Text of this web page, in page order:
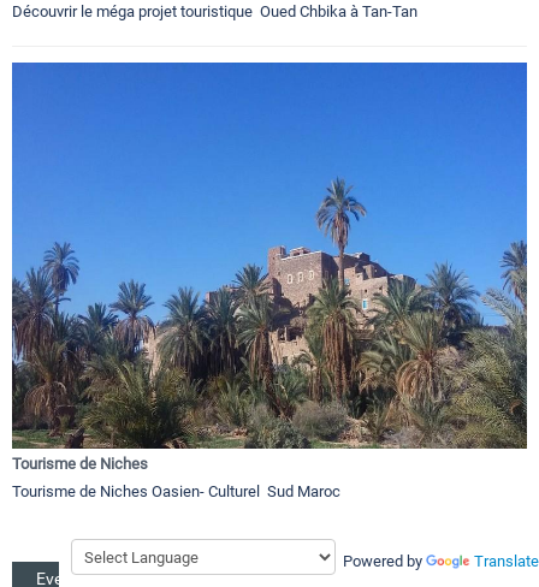
Découvrir le méga projet touristique Oued Chbika à Tan-Tan
Tourisme de Niches
Tourisme de Niches Oasien- Culturel Sud Maroc
Evenements de la région
Powered by Translate